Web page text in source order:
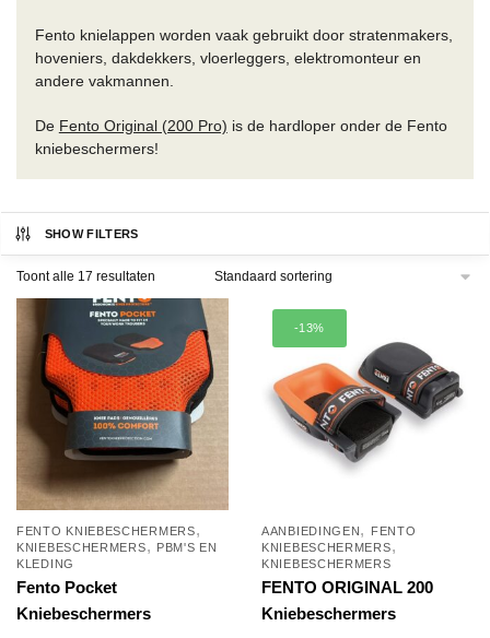
Fento knielappen worden vaak gebruikt door stratenmakers,
hoveniers, dakdekkers, vloerleggers, elektromonteur en
andere vakmannen.
De Fento Original (200 Pro) is de hardloper onder de Fento
kniebeschermers!
SHOW FILTERS
Toont alle 17 resultaten
FENTO KNIEBESCHERMERS,
KNIEBESCHERMERS, PBM'S EN
KLEDING
Fento Pocket
Kniebeschermers
-13%
AANBIEDINGEN,
FENTO
KNIEBESCHERMERS,
KNIEBESCHERMERS
FENTO ORIGINAL 200
Kniebeschermers